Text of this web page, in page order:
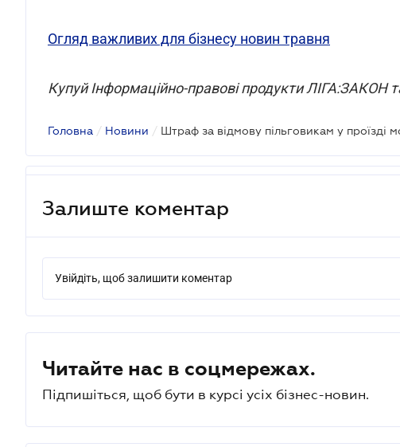
Огляд важливих для бізнесу новин травня
Купуй Інформаційно-правові продукти ЛІГА:ЗАКОН
Головна / Новини /
Залиште коментар
Увійдіть, щоб залишити коментар
Читайте нас в соцмережах.
Підпишіться, щоб бути в курсі усіх бізнес-новин.